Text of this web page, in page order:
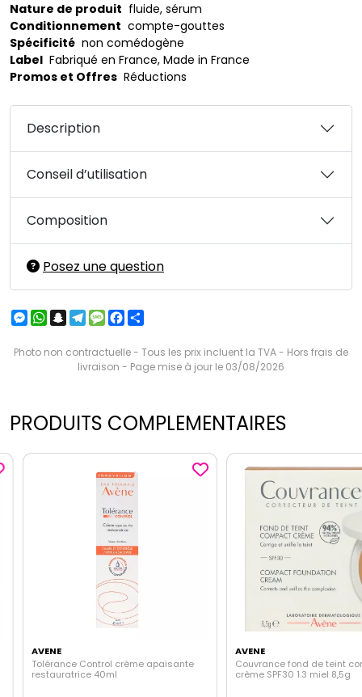
Nature de produit fluide, sérum
Conditionnement compte-gouttes
Spécificité non comédogène
Label Fabriqué en France, Made in France
Promos et Offres Réductions
Description
Conseil d’utilisation
Composition
Posez une question
Messenger
WhatsApp
Snapchat
Telegram
MessageFacebook
Photo non contractuelle - Tous les prix incluent la TVA - Hors frais de
livraison - Page mise à jour le 03/08/2026
PRODUITS COMPLEMENTAIRES
AVENE
Tolérance Control crème apaisante
restauratrice 40ml
AVENE
Couvrance fond de teint
crème SPF30 1.3 miel 8,5g